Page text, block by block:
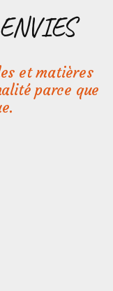
et matières
parce que